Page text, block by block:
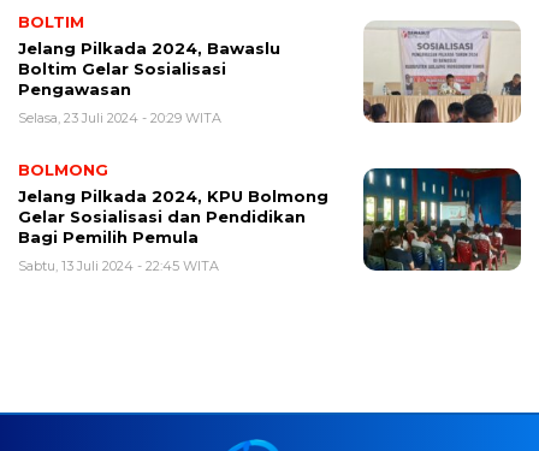
BOLTIM
Jelang Pilkada 2024, Bawaslu
Boltim Gelar Sosialisasi
Pengawasan
Selasa, 23 Juli 2024 - 20:29 WITA
BOLMONG
Jelang Pilkada 2024, KPU Bolmong
Gelar Sosialisasi dan Pendidikan
Bagi Pemilih Pemula
Sabtu, 13 Juli 2024 - 22:45 WITA